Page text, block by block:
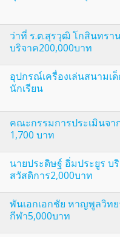
ว่าที่ ร.ต.สุรวุฒิ โกสินทรา
บริจาค200,000บาท
อุปกรณ์เครื่องเล่นสนามเ
นักเรียน
คณะกรรมการประเมินจา
1,700 บาท
นายประดิษฐ์ อิ่มประยูร บ
สวัสดิการ2,000บาท
พันเอกเอกชัย หาญพูลวิท
กีฬา5,000บาท